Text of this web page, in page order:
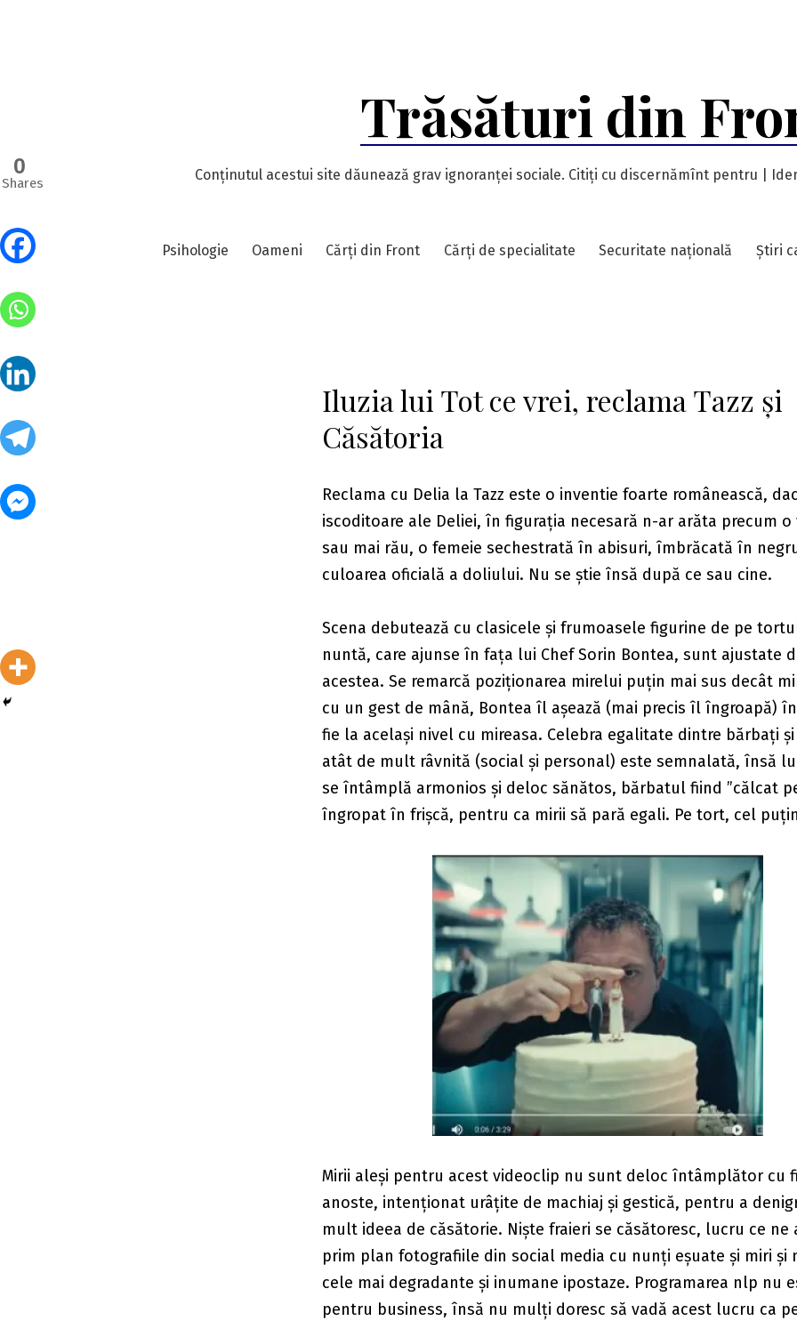
Trăsături din
Conținutul acestui site dăunează grav ignoranței sociale. Citiți cu discernămînt pentru |
Psihologie Oameni Cărți din Front Cărți de specialitate Securitate națională Știri
Iluzia lui Tot ce vrei, reclama Tazz și
Căsătoria
Reclama cu Delia la Tazz este o inventie foarte românească,
iscoditoare ale Deliei, în figurația necesară n-ar arăta precum o
sau mai rău, o femeie sechestrată în abisuri, îmbrăcată în
culoarea oficială a doliului. Nu se știe însă după ce sau cine.
Scena debutează cu clasicele și frumoasele figurine de pe
nuntă, care ajunse în fața lui Chef Sorin Bontea, sunt ajustate
acestea. Se remarcă poziționarea mirelui puțin mai sus decât
cu un gest de mână, Bontea îl așează (mai precis îl îngroapă)
fie la același nivel cu mireasa. Celebra egalitate dintre bărbați
atât de mult râvnită (social și personal) este semnalată, însă
se întâmplă armonios și deloc sănătos, bărbatul fiind ”călcat
îngropat în frișcă, pentru ca mirii să pară egali. Pe tort, cel
Mirii aleși pentru acest videoclip nu sunt deloc întâmplător cu
anoste, intenționat urâțite de machiaj și gestică, pentru a
mult ideea de căsătorie. Niște fraieri se căsătoresc, lucru ce ne
prim plan fotografiile din social media cu nunți eșuate și miri și
cele mai degradante și inumane ipostaze. Programarea nlp nu
pentru business, însă nu mulți doresc să vadă acest lucru ca
0
Shares